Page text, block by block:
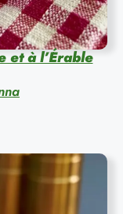
et à l’Érable